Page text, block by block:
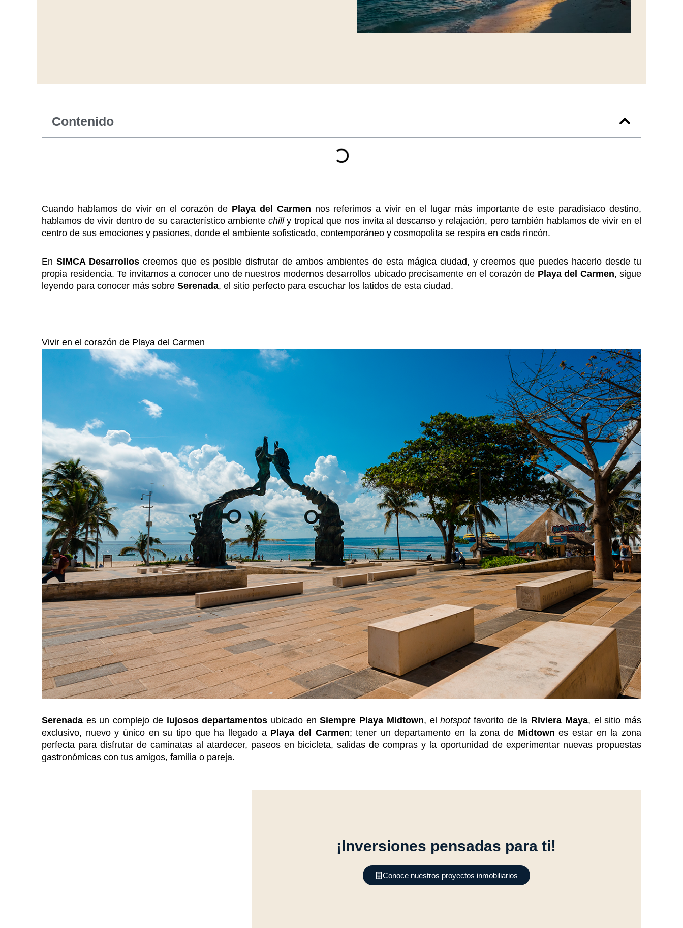
Contenido
Cuando hablamos de vivir en el corazón de Playa del Carmen nos referimos a vivir en el lugar más importante de este paradisiaco destino,
hablamos de vivir dentro de su característico ambiente chilly tropical que nos invita al descanso y relajación, pero también hablamos de vivir en el
centro de sus emociones y pasiones, donde el ambiente sofisticado, contemporáneo y cosmopolita se respira en cada rincón.
En SIMCA Desarrolloscreemos que es posible disfrutar de ambos ambientes de esta mágica ciudad, y creemos que puedes hacerlo desde tu
propia residencia. Te invitamos a conocer uno de nuestros modernos desarrollos ubicado precisamente en el corazón de Playa del Carmen, sigue
leyendo para conocer más sobre Serenada, el sitio perfecto para escuchar los latidos de esta ciudad.
Vivir en el corazón de Playa del Carmen
Serenada es un complejo de lujosos departamentos ubicado enSiempre Playa Midtown, elhotspotfavorito de la Riviera Maya, el sitio más
exclusivo, nuevo y único en su tipo que ha llegado a Playa del Carmen; tener un departamento en la zona de Midtown es estar en la zona
perfecta para disfrutar de caminatas al atardecer, paseos en bicicleta, salidas de compras y la oportunidad de experimentar nuevas propuestas
gastronómicas con tus amigos, familia o pareja.
¡Inversiones pensadas para ti!
Conoce nuestros proyectos inmobiliarios